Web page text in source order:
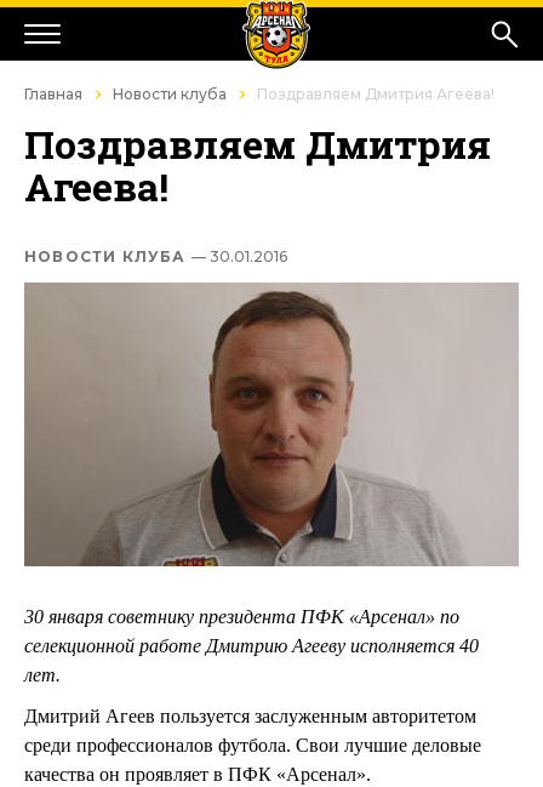
Главная Новости клуба Поздравляем Дмитрия Агеева!
Поздравляем Дмитрия
Агеева!
НОВОСТИ КЛУБА — 30.01.2016
30 января советнику президента ПФК «Арсенал» по
селекционной работе Дмитрию Агееву исполняется 40
лет.
Дмитрий Агеев пользуется заслуженным авторитетом
среди профессионалов футбола. Свои лучшие деловые
качества он проявляет в ПФК «Арсенал».